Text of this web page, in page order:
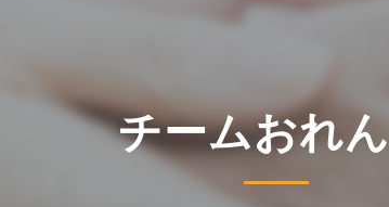
チームおれ